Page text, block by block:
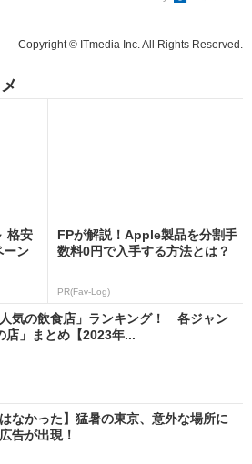
Copyright © ITmedia Inc. All Rights Reserved.
格安
ーン
FPが解説！Apple製品を分割手
数料0円で入手する方法とは？
PR(Fav-Log)
人気の飲食店」ランキング！ 各ジャン
店」まとめ【2023年...
はなかった】猛暑の東京、意外な場所に
告が出現！